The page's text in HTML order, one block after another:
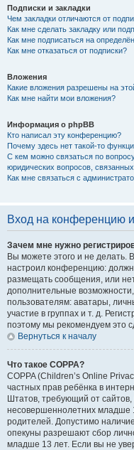
Подписки и закладки
Чем закладки отличаются от
Как мне сделать закладку или
Как мне подписаться на
Как мне отказаться от подписки?
Вложения
Какие вложения разрешены на
Как мне найти мои вложения?
Информация о phpBB
Кто написал эту конференцию?
Почему здесь нет такой-то
С кем можно связаться по
юридических вопросов,
Как мне связаться с
Вход на конференцию
Зачем мне нужно
Вы можете этого и не делать.
настроил конференцию:
размещать сообщения, или
дополнительные
пользователям: аватары,
участие в группах и т. д.
поэтому мы рекомендуем это
Вернуться к началу
Что такое COPPA?
COPPA (Children’s Online
частных прав ребёнка в
Штатов, требующий от
несовершеннолетних младше
родителей. Допустимо
опекуны разрешают сбор
младше 13 лет. Если вы не